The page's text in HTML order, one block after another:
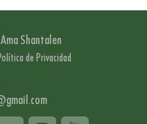
Shantalen
de Privacidad